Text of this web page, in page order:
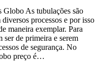
As tubulações são
processos e por isso
maneira exemplar. Para
ser de primeira e serem
de segurança. No
preço é…